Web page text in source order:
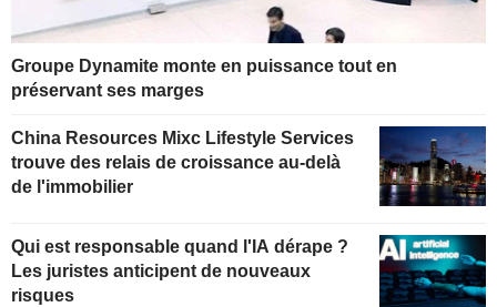
Groupe Dynamite monte en puissance tout en
préservant ses marges
China Resources Mixc Lifestyle Services
trouve des relais de croissance au-delà
de l'immobilier
Qui est responsable quand l'IA dérape ?
Les juristes anticipent de nouveaux
risques